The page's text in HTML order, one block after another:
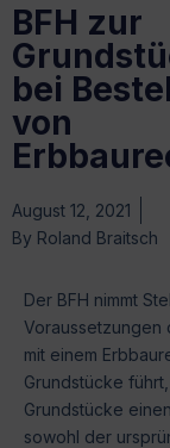
BFH zur
bei
von
August 12, 2021
By Roland Braitsch
Der BFH nimmt
Voraussetzungen
mit einem
Grundstücke
Grundstücke
sowohl der